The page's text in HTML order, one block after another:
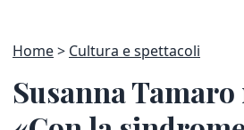
Home Cultura e spettacoli
Susanna